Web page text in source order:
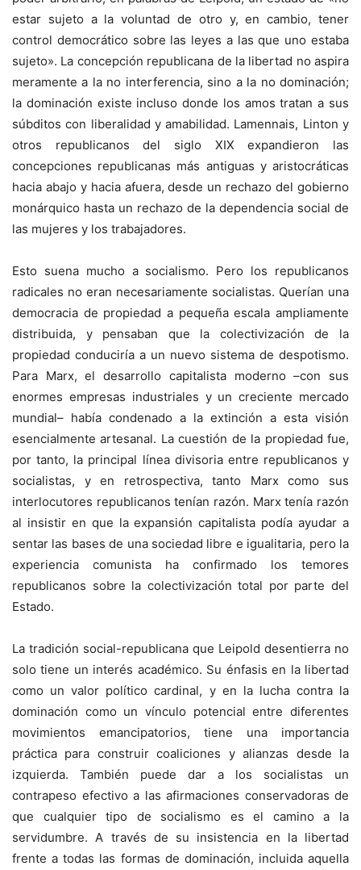
estar sujeto a la voluntad de otro y, en cambio, tener
control democrático sobre las leyes a las que uno estaba
sujeto». La concepción republicana de la libertad no aspira
meramente a la no interferencia, sino a la no dominación;
la dominación existe incluso donde los amos tratan a sus
súbditos con liberalidad y amabilidad. Lamennais, Linton y
otros republicanos del siglo XIX expandieron las
concepciones republicanas más antiguas y aristocráticas
hacia abajo y hacia afuera, desde un rechazo del gobierno
monárquico hasta un rechazo de la dependencia social de
las mujeres y los trabajadores.
Esto suena mucho a socialismo. Pero los republicanos
radicales no eran necesariamente socialistas. Querían una
democracia de propiedad a pequeña escala ampliamente
distribuida, y pensaban que la colectivización de la
propiedad conduciría a un nuevo sistema de despotismo.
Para Marx, el desarrollo capitalista moderno –con sus
enormes empresas industriales y un creciente mercado
mundial– había condenado a la extinción a esta visión
esencialmente artesanal. La cuestión de la propiedad fue,
por tanto, la principal línea divisoria entre republicanos y
socialistas, y en retrospectiva, tanto Marx como sus
interlocutores republicanos tenían razón. Marx tenía razón
al insistir en que la expansión capitalista podía ayudar a
sentar las bases de una sociedad libre e igualitaria, pero la
experiencia comunista ha confirmado los temores
republicanos sobre la colectivización total por parte del
Estado.
La tradición social-republicana que Leipold desentierra no
solo tiene un interés académico. Su énfasis en la libertad
como un valor político cardinal, y en la lucha contra la
dominación como un vínculo potencial entre diferentes
movimientos emancipatorios, tiene una importancia
práctica para construir coaliciones y alianzas desde la
izquierda. También puede dar a los socialistas un
contrapeso efectivo a las afirmaciones conservadoras de
que cualquier tipo de socialismo es el camino a la
servidumbre. A través de su insistencia en la libertad
frente a todas las formas de dominación, incluida aquella